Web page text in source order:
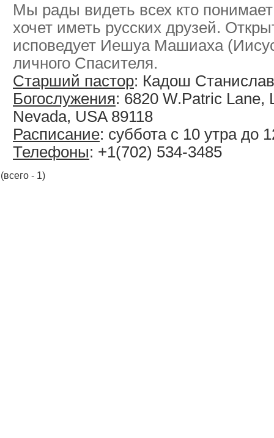
Мы рады видеть всех кто
хочет иметь русских друзей.
исповедует Иешуа Машиаха
личного Спасителя.
Старший пастор: Кадош
Богослужения: 6820 W.Patric Lane,
Nevada, USA 89118
Расписание: суббота с 10 утра до
Телефоны: +1(702) 534-3485
(всего - 1)